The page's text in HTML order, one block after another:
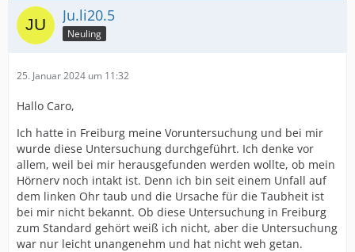
Ju.li20.5
Neuling
25. Januar 2024 um 11:32
Hallo Caro,
Ich hatte in Freiburg meine Voruntersuchung und bei mir
wurde diese Untersuchung durchgeführt. Ich denke vor
allem, weil bei mir herausgefunden werden wollte, ob mein
Hörnerv noch intakt ist. Denn ich bin seit einem Unfall auf
dem linken Ohr taub und die Ursache für die Taubheit ist
bei mir nicht bekannt. Ob diese Untersuchung in Freiburg
zum Standard gehört weiß ich nicht, aber die Untersuchung
war nur leicht unangenehm und hat nicht weh getan.